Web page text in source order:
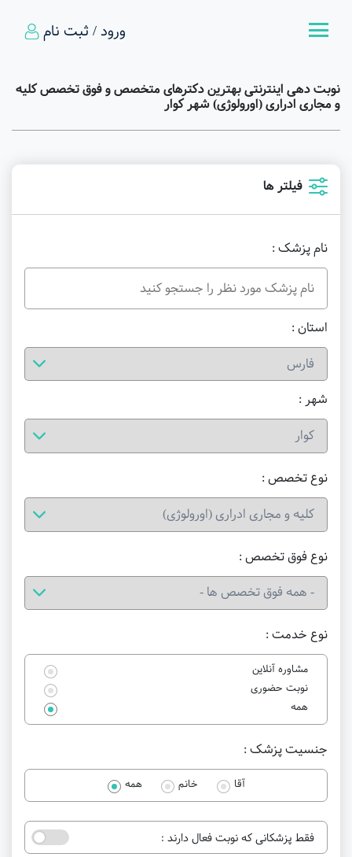
ورود / ثبت نام
نوبت دهی اینترنتی بهترین دکترهای متخصص و فوق تخصص کلیه
و مجاری ادراری (اورولوژی) شهر کوار
فیلتر ها
نام پزشک :
استان :
شهر :
نوع خدمت :
مشاوره آنلاین
نوبت حضوری
همه
نوع تخصص :
نوع فوق تخصص :
جنسیت پزشک :
آقا خانم همه
فقط پزشکانی که نوبت فعال دارند :